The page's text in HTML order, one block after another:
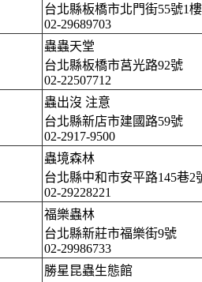
台北縣板橋市北門街55號1
02-29689703
蟲蟲天堂
台北縣板橋市莒光路92號
02-22507712
蟲出沒 注意
台北縣新店市建國路59號
02-2917-9500
蟲境森林
台北縣中和市安平路145巷2
02-29228221
福樂蟲林
台北縣新莊市福樂街9號
02-29986733
勝星昆蟲生態館